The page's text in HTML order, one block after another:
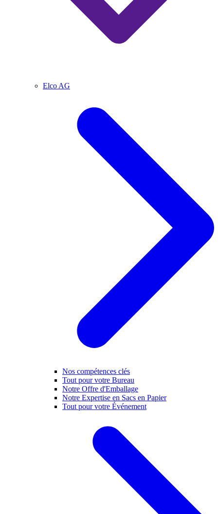
Elco AG
Nos compétences clés
Tout pour votre Bureau
Notre Offre d'Emballage
Notre Expertise en Sacs en Papier
Tout pour votre Événement